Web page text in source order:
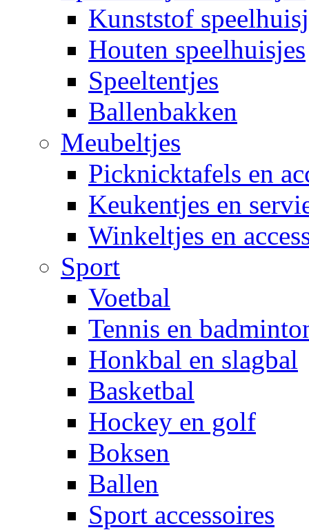
Kunststof
Houten speelhuisjes
Speeltentjes
Ballenbakken
Meubeltjes
Picknicktafels en
Keukentjes en
Winkeltjes en
Sport
Voetbal
Tennis en
Honkbal en slagbal
Basketbal
Hockey en golf
Boksen
Ballen
Sport accessoires